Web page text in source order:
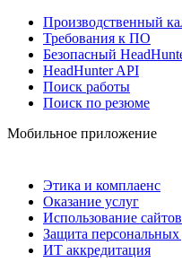
Производственный
Требования к ПО
Безопасный
HeadHunter API
Поиск работы
Поиск по резюме
Мобильное приложение
Этика и комплаенс
Оказание услуг
Использование сайтов
Защита
ИТ аккредитация